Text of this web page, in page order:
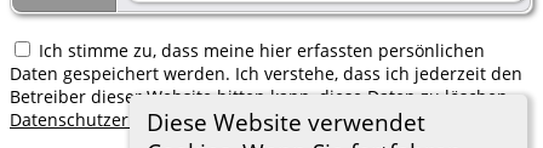
Diese Website verwendet
Ich stimme zu, dass meine hier erfassten persönlichen
Daten gespeichert werden. Ich verstehe, dass ich jederzeit den
Betreiber dieser Website bitten kann, diese Daten zu löschen.
Datenschutzerklärung